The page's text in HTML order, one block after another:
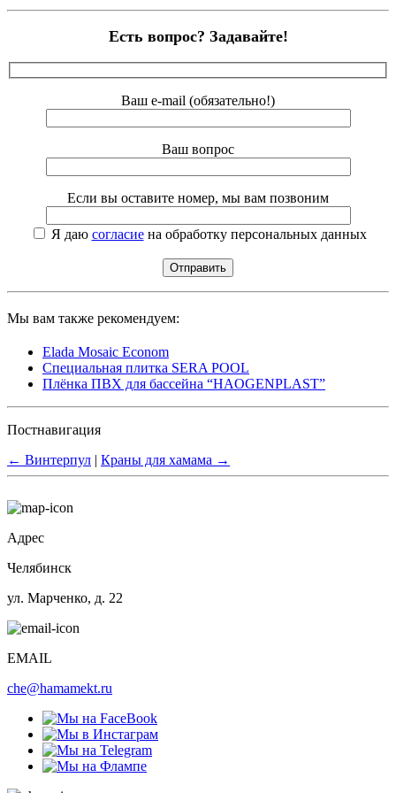
Есть вопрос? Задавайте!
Ваш e-mail (обязательно!)
Ваш вопрос
Если вы оставите номер, мы вам позвоним
Я даю согласиена обработку персональных данных
Мы вам также рекомендуем:
Elada Mosaic Econom
Специальная плитка SERA POOL
Плёнка ПВХ для бассейна “HAOGENPLAST”
Постнавигация
← Винтерпул Краны для хамама →
Адрес
Челябинск
ул. Марченко, д. 22
EMAIL
che@hamamekt.ru